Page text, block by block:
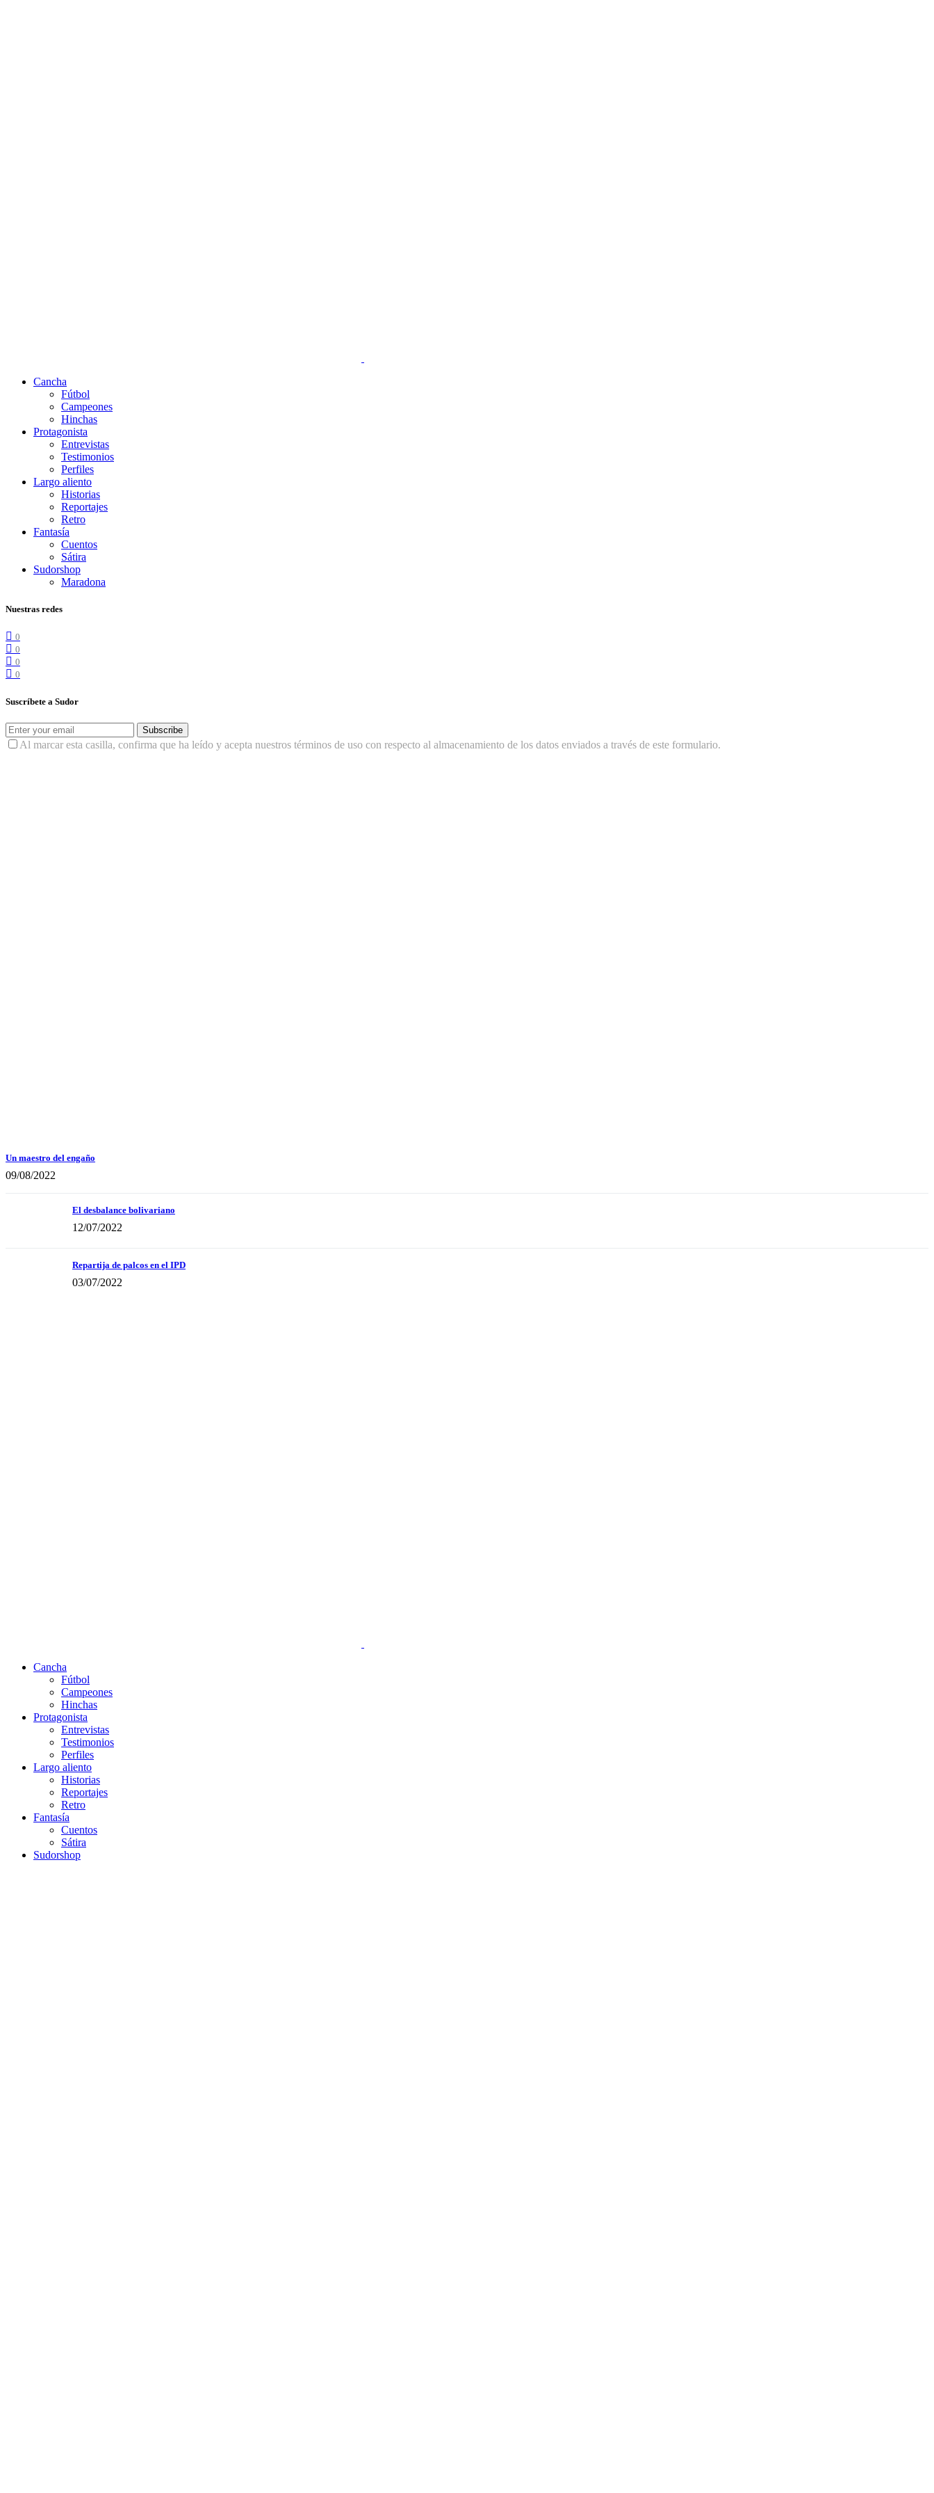
Cancha
Fútbol
Campeones
Hinchas
Protagonista
Entrevistas
Testimonios
Perfiles
Largo aliento
Historias
Reportajes
Retro
Fantasía
Cuentos
Sátira
Sudorshop
Maradona
Nuestras redes
0
0
0
0
Suscríbete a Sudor
Subscribe
Al marcar esta casilla, confirma que ha leído y acepta nuestros términos de uso con respecto al almacenamiento de los datos enviados a través de este formulario.
Un maestro del engaño
09/08/2022
El desbalance bolivariano
12/07/2022
Repartija de palcos en el IPD
03/07/2022
Cancha
Fútbol
Campeones
Hinchas
Protagonista
Entrevistas
Testimonios
Perfiles
Largo aliento
Historias
Reportajes
Retro
Fantasía
Cuentos
Sátira
Sudorshop